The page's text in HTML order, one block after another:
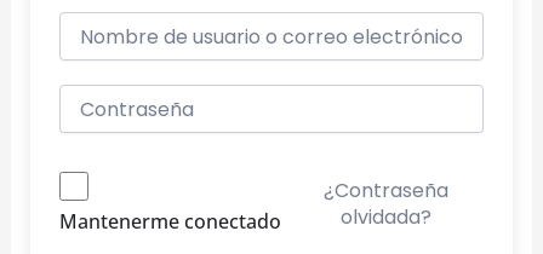
Mantenerme conectado
¿Contraseña
olvidada?